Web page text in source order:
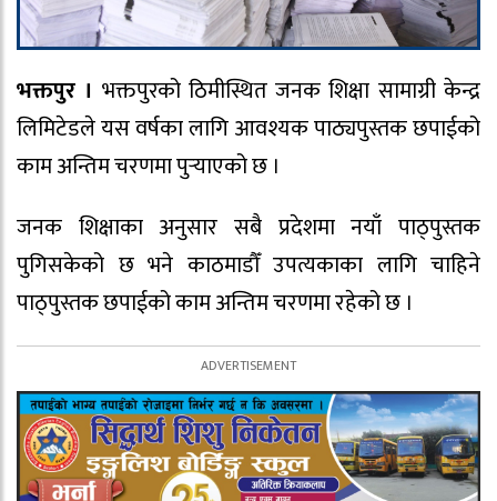
भक्तपुर । भक्तपुरको ठिमीस्थित जनक शिक्षा सामाग्री केन्द्र
लिमिटेडले यस वर्षका लागि आवश्यक पाठ्यपुस्तक छपाईको
काम अन्तिम चरणमा पुर्‍याएको छ ।
जनक शिक्षाका अनुसार सबै प्रदेशमा नयाँ पाठ्पुस्तक
पुगिसकेको छ भने काठमाडौँ उपत्यकाका लागि चाहिने
पाठ्पुस्तक छपाईको काम अन्तिम चरणमा रहेको छ ।